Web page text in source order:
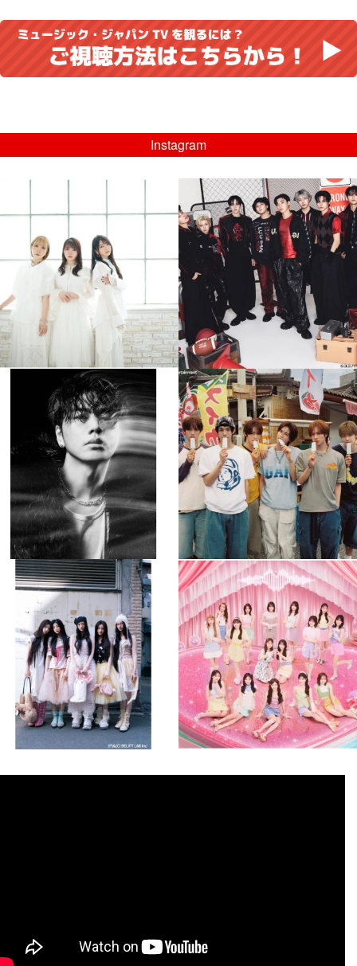
Instagram
...
8月 4
4 0
musicjapantv
💡08/05(水)23:00特番放送！
...
8月 4
4 0
musicjapantv
💡8月特番放送決定！
...
8月 4
510 0
musicjapantv
💡8月特番放送決定！
...
8月 4
6 0
musicjapantv
💡8月特番放送決定！
8月 4
2 0
musicjapantv
💡8月特番放送決定！
...
8月 4
2 0